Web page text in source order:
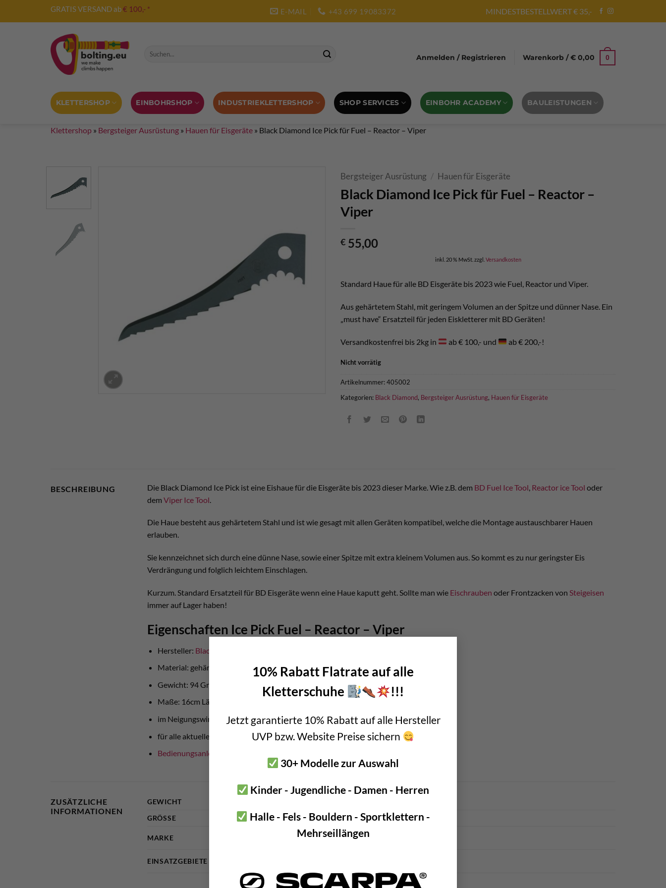
10% Rabatt Flatrate auf alle
Kletterschuhe
!!!
Jetzt garantierte 10% Rabatt auf alle Hersteller
UVP bzw. Website Preise sichern
30+ Modelle zur Auswahl
Kinder - Jugendliche - Damen - Herren
Halle - Fels - Bouldern - Sportklettern -
Mehrseillängen
GRATIS VERSAND ab€ 100,- * E-MAIL +43 699 19083372 MINDESTBESTELLWERT € 35,-
Suche nach:
Anmelden / Registrieren Warenkorb /€ 0,00 0
KLETTERSHOP EINBOHRSHOP INDUSTRIEKLETTERSHOP SHOP SERVICES EINBOHR ACADEMY BAULEISTUNGEN
Klettershop » Bergsteiger Ausrüstung » Hauen für Eisgeräte » Black Diamond Ice Pick für Fuel – Reactor – Viper
Bergsteiger Ausrüstung / Hauen für Eisgeräte
Black Diamond Ice Pick für Fuel – Reactor –
Viper
€ 55,00
inkl. 20 % MwSt. zzgl. Versandkosten
Standard Haue für alle BD Eisgeräte bis 2023 wie Fuel, Reactor und Viper.
Aus gehärtetem Stahl, mit geringem Volumen an der Spitze und dünner Nase. Ein
„must have“ Ersatzteil für jeden Eiskletterer mit BD Geräten!
Versandkostenfrei bis 2kg in ab € 100,- und ab € 200,-!
Nicht vorrätig
Artikelnummer:405002
Kategorien: Black Diamond, Bergsteiger Ausrüstung, Hauen für Eisgeräte
BESCHREIBUNG Die Black Diamond Ice Pick ist eine Eishaue für die Eisgeräte bis 2023 dieser Marke. Wie z.B. dem BD Fuel Ice Tool Reactor ice Tool oder
dem Viper Ice Tool
Die Haue besteht aus gehärtetem Stahl und ist wie gesagt mit allen Geräten kompatibel, welche die Montage austauschbarer Hauen
erlauben.
Sie kennzeichnet sich durch eine dünne Nase, sowie einer Spitze mit extra kleinem Volumen aus. So kommt es zu nur geringster Eis
Verdrängung und folglich leichtem Einschlagen.
Kurzum. Standard Ersatzteil für BD Eisgeräte wenn eine Haue kaputt geht. Sollte man wie Eischrauben oder Frontzacken von Steigeisen
immer auf Lager haben!
Eigenschaften Ice Pick Fuel – Reactor – Viper
Hersteller: Black Diamond
Material: gehärteter Stahl
Gewicht: 94 Gramm
Maße: 16cm Länge gesamt
im Neigungswinkel verstellbar
für alle aktuellen Eisgeräte von BD mit austauschbaren Hauen
Bedienungsanleitung
ZUSÄTZLICHE
INFORMATIONEN
GEWICHT
GRÖSSE
17 × 3 × 1 cm
MARKE Black Diamond
EINSATZGEBIETE